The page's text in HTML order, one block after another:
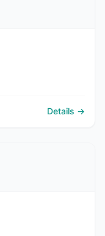
Details →